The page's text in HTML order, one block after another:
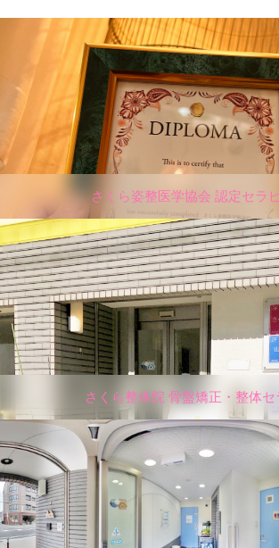
さくら姿整医学協会 認定セラ
さくら整体院 骨盤矯正・整体セ